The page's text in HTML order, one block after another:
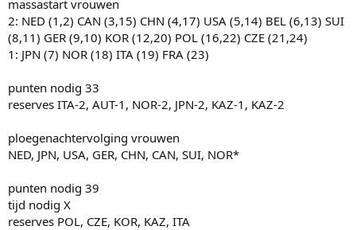
massastart vrouwen
2: NED (1,2) CAN (3,15) CHN (4,17) USA (5,14) BEL (6,13) SUI
(8,11) GER (9,10) KOR (12,20) POL (16,22) CZE (21,24)
1: JPN (7) NOR (18) ITA (19) FRA (23)
punten nodig 33
reserves ITA-2, AUT-1, NOR-2, JPN-2, KAZ-1, KAZ-2
ploegenachtervolging vrouwen
NED, JPN, USA, GER, CHN, CAN, SUI, NOR*
punten nodig 39
tijd nodig X
reserves POL, CZE, KOR, KAZ, ITA